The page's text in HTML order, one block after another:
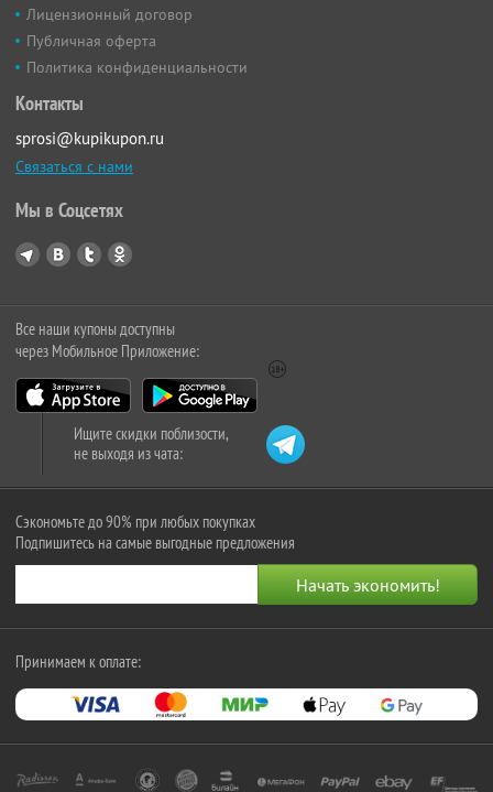
Лицензионный договор
Публичная оферта
Политика конфиденциальности
Контакты
sprosi@kupikupon.ru
Связаться с нами
Мы в Соцсетях
Все наши купоны доступны
через Мобильное Приложение:
Ищите скидки поблизости,
не выходя из чата:
Сэкономьте до 90% при любых покупках
Подпишитесь на самые выгодные предложения
Принимаем к оплате: